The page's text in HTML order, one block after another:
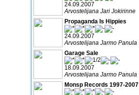
24.09.2007
Arvostelijana Jari Jokirinne
Propaganda Is Hippies
24.09.2007
Arvostelijana Jarmo Panula
Garage Sale
18.09.2007
Arvostelijana Jarmo Panula
Monsp Records 1997-2007